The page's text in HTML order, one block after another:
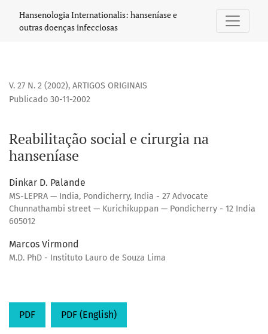
Hansenologia Internationalis: hanseníase e
outras doenças infecciosas
V. 27 N. 2 (2002), ARTIGOS ORIGINAIS
Reabilitação social e cirurgia na
hanseníase
Publicado 30-11-2002
Dinkar D. Palande
MS-LEPRA — India, Pondicherry, India - 27 Advocate
Chunnathambi street — Kurichikuppan — Pondicherry - 12 India
605012
Marcos Virmond
M.D. PhD - Instituto Lauro de Souza Lima
PDF PDF (English)